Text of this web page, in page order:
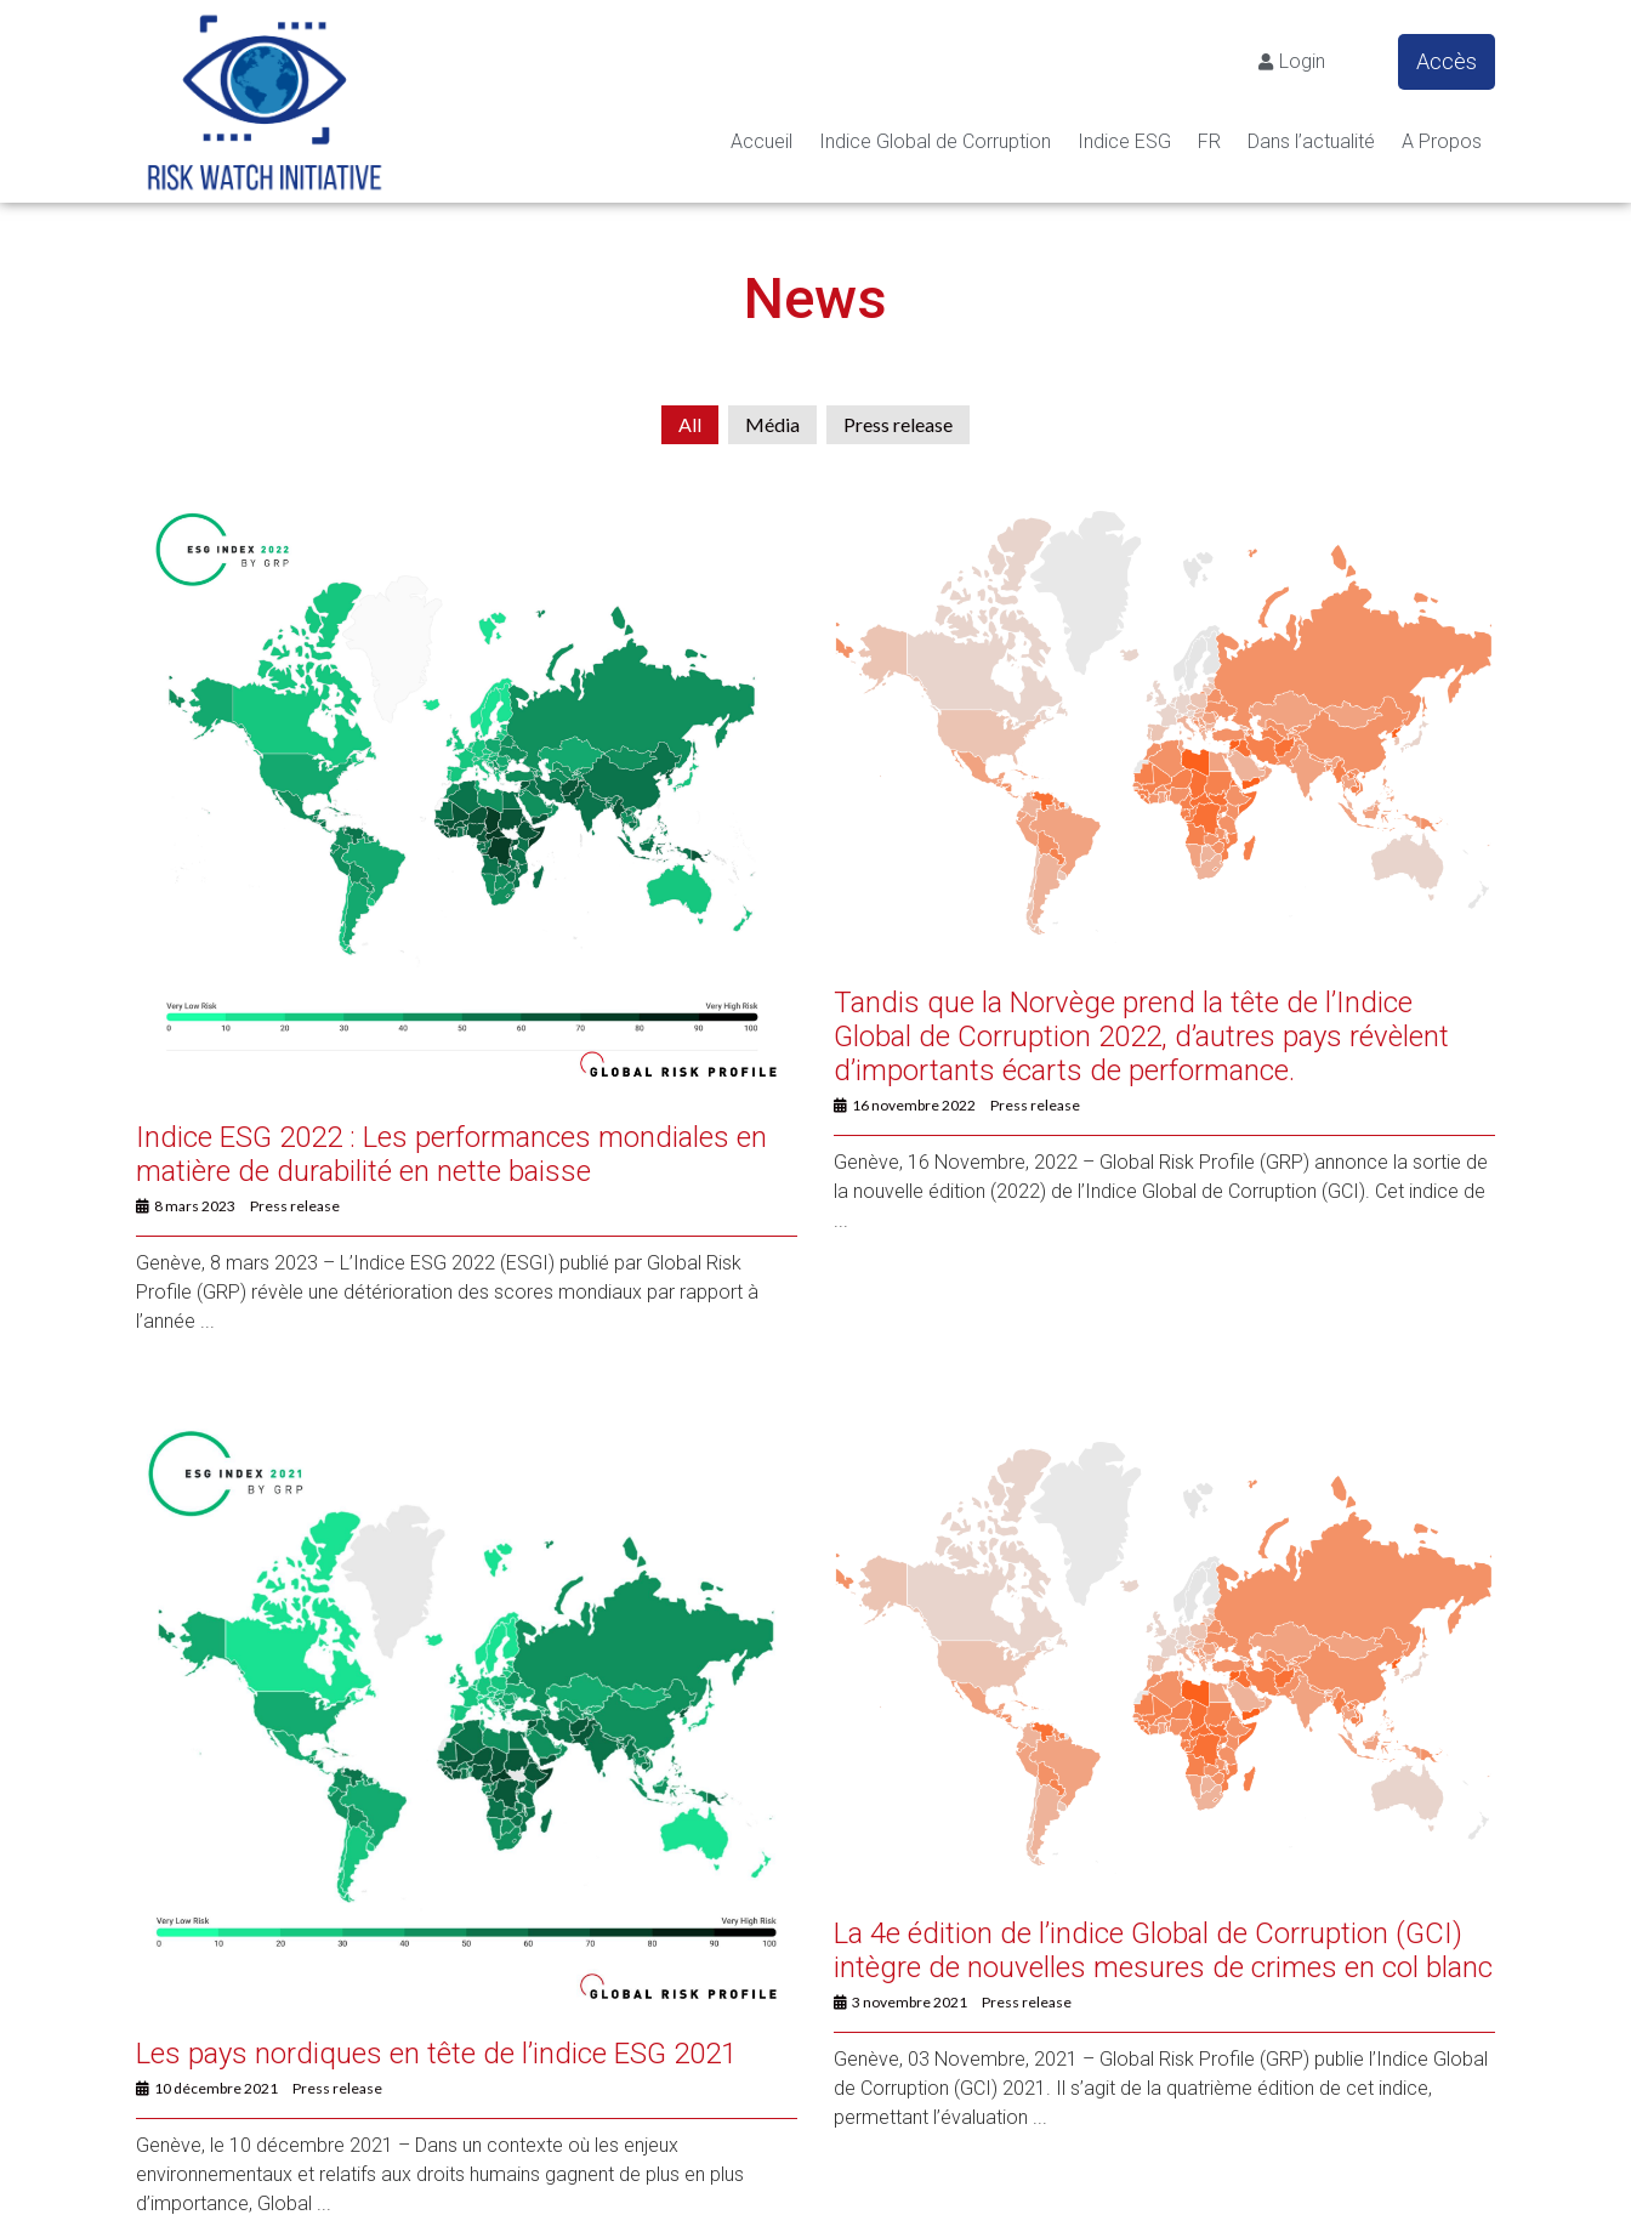
Login Accès
Accueil Indice Global de Corruption Indice ESG FR Dans l’actualité A Propos
News
All Média Press release
Indice ESG 2022 : Les performances mondiales en
matière de durabilité en nette baisse
8 mars 2023 Press release
Genève, 8 mars 2023 – L’Indice ESG 2022 (ESGI) publié par Global Risk
Profile (GRP) révèle une détérioration des scores mondiaux par rapport à
l’année ...
Tandis que la Norvège prend la tête de l’Indice
Global de Corruption 2022, d’autres pays révèlent
d’importants écarts de performance.
16 novembre 2022 Press release
Genève, 16 Novembre, 2022 – Global Risk Profile (GRP) annonce la sortie de
la nouvelle édition (2022) de l’Indice Global de Corruption (GCI). Cet indice de
...
Les pays nordiques en tête de l’indice ESG 2021
10 décembre 2021 Press release
Genève, le 10 décembre 2021 – Dans un contexte où les enjeux
environnementaux et relatifs aux droits humains gagnent de plus en plus
d’importance, Global ...
La 4e édition de l’indice Global de Corruption (GCI)
intègre de nouvelles mesures de crimes en col blanc
3 novembre 2021 Press release
Genève, 03 Novembre, 2021 – Global Risk Profile (GRP) publie l’Indice Global
de Corruption (GCI) 2021. Il s’agit de la quatrième édition de cet indice,
permettant l’évaluation ...